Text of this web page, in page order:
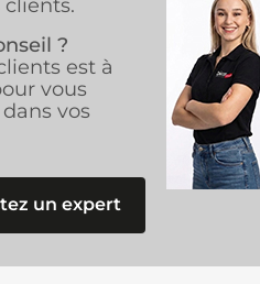
clients.
?
est à
vous
vos
un expert